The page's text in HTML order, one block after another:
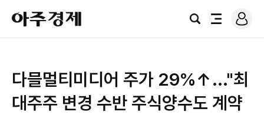
아
주
경
검
전
로
그
다믈멀티미디어 주가 29%↑..."최
대주주 변경 수반 주식양수도 계약